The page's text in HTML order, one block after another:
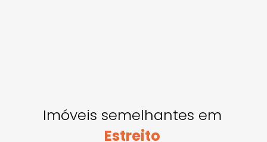
Imóveis semelhantes em
Estreito